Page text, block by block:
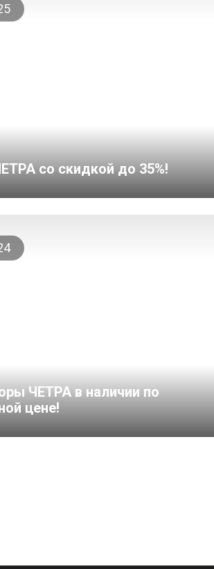
со скидкой до 35%!
ЧЕТРА в наличии по
цене!